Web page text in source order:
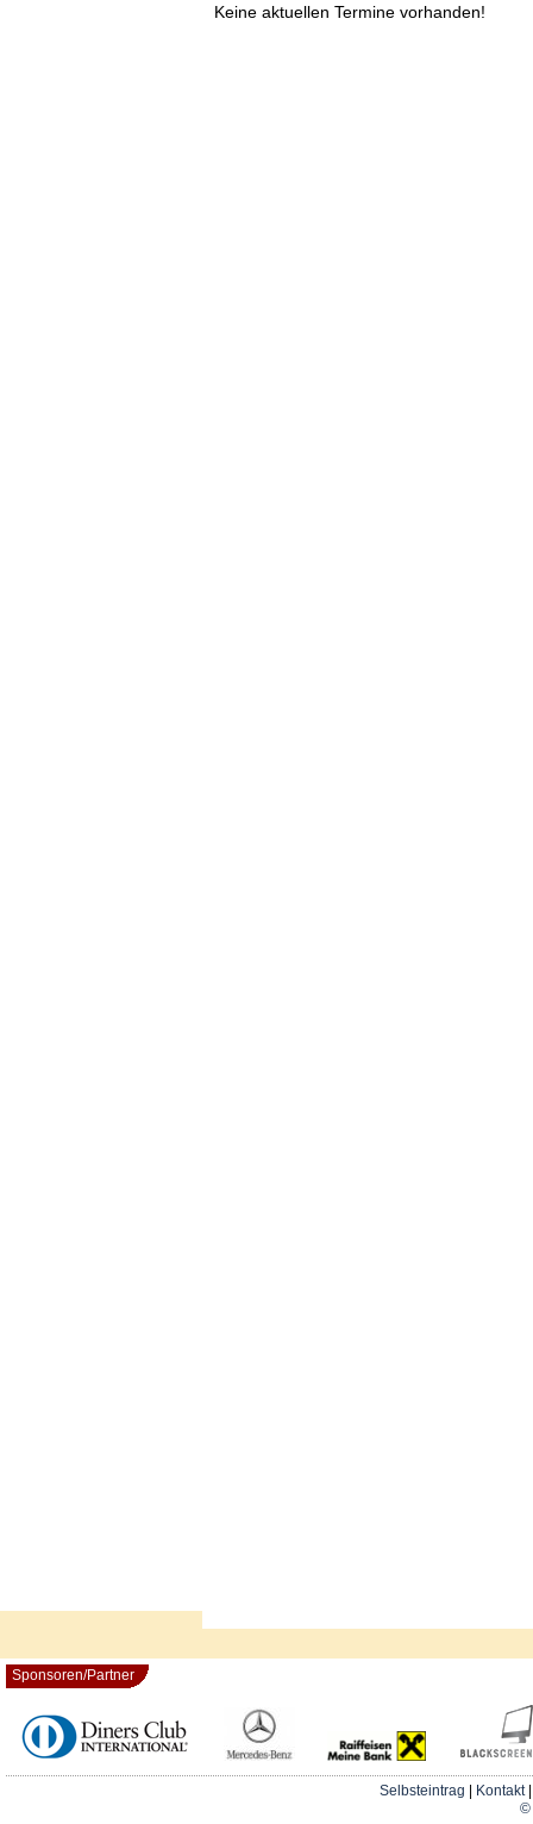
Keine aktuellen Termine vorhanden!
Sponsoren/Partner
Selbsteintrag Kontakt
©